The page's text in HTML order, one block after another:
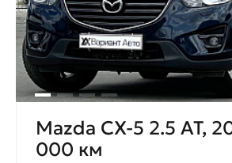
Mazda CX-5 2.5 AT,
000 км